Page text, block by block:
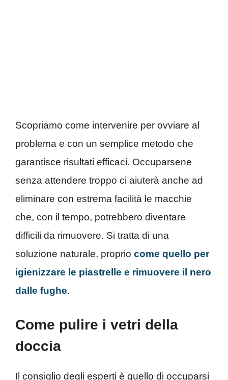
Scopriamo come intervenire per ovviare al
problema e con un semplice metodo che
garantisce risultati efficaci. Occuparsene
senza attendere troppo ci aiuterà anche ad
eliminare con estrema facilità le macchie
che, con il tempo, potrebbero diventare
difficili da rimuovere. Si tratta di una
soluzione naturale, proprio come quello per
igienizzare le piastrelle e rimuovere il nero
dalle fughe.
Come pulire i vetri della
doccia
Il consiglio degli esperti è quello di occuparsi